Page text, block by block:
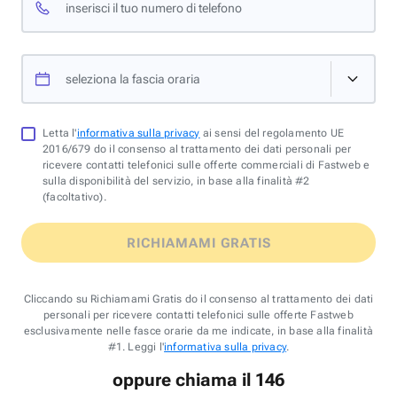
inserisci il tuo numero di telefono
seleziona la fascia oraria
Letta l'informativa sulla privacy ai sensi del regolamento UE
2016/679 do il consenso al trattamento dei dati personali per
ricevere contatti telefonici sulle offerte commerciali di Fastweb e
sulla disponibilità del servizio, in base alla finalità #2
(facoltativo).
RICHIAMAMI GRATIS
Cliccando su Richiamami Gratis do il consenso al trattamento dei dati
personali per ricevere contatti telefonici sulle offerte Fastweb
esclusivamente nelle fasce orarie da me indicate, in base alla finalità
#1. Leggi l'informativa sulla privacy.
oppure chiama il 146